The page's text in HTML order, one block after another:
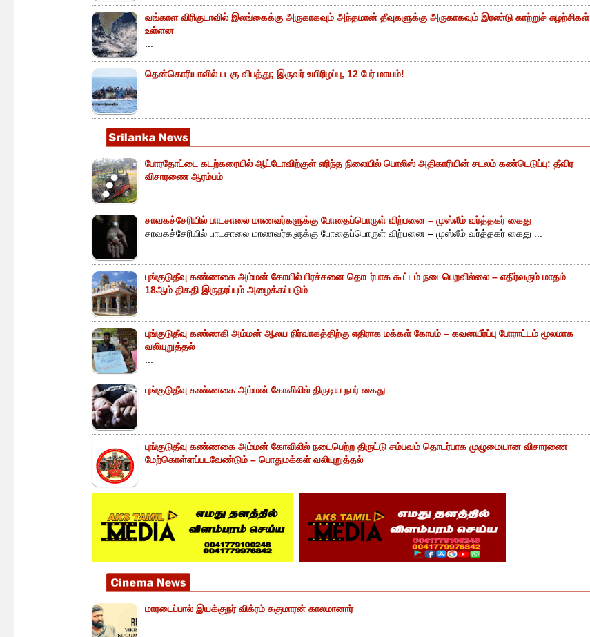
வங்காள விரிகுடாவில் இலங்கைக்கு அருகாகவும் அந்தமான் தீவுகளுக்கு அருகாகவும் இரண்டு காற்றுச் சுழற்சிகள்
உள்ளன
...
தென்கொரியாவில் படகு விபத்து; இருவர் உயிரிழப்பு, 12 பேர் மாயம்!
...
போரதோட்டை கடற்கரையில் ஆட்டோவிற்குள் எரிந்த நிலையில் பொலிஸ் அதிகாரியின் சடலம் கண்டெடுப்பு: தீவிர
விசாரணை ஆரம்பம்
...
சாவகச்சேரியில் பாடசாலை மாணவர்களுக்கு போதைப்பொருள் விற்பனை – முஸ்லீம் வர்த்தகர் கைது
சாவகச்சேரியில் பாடசாலை மாணவர்களுக்கு போதைப்பொருள் விற்பனை – முஸ்லீம் வர்த்தகர் கைது ...
புங்குடுதீவு கண்ணகை அம்மன் கோயில் பிரச்சனை தொடர்பாக கூட்டம் நடைபெறவில்லை – எதிர்வரும் மாதம்
18ஆம் திகதி இருதரப்பும் அழைக்கப்படும்
...
புங்குடுதீவு கண்ணகி அம்மன் ஆலய நிர்வாகத்திற்கு எதிராக மக்கள் கோபம் – கவனயீர்ப்பு போராட்டம் மூலமாக
வலியுறுத்தல்
...
புங்குடுதீவு கண்ணகை அம்மன் கோவிலில் திருடிய நபர் கைது
...
புங்குடுதீவு கண்ணகை அம்மன் கோவிலில் நடைபெற்ற திருட்டு சம்பவம் தொடர்பாக முழுமையான விசாரணை
மேற்கொள்ளப்படவேண்டும் – பொதுமக்கள் வலியுறுத்தல்
...
மாரடைப்பால் இயக்குநர் விக்ரம் சுகுமாரன் காலமானார்
...